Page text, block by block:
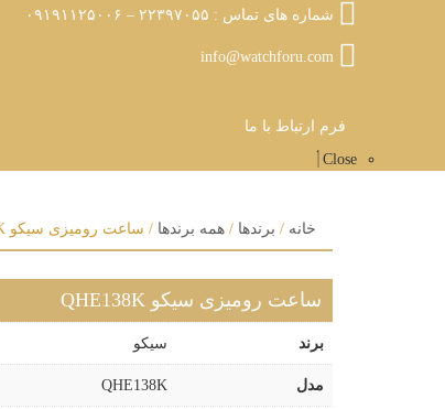
شماره های تماس : ۲۲۳۹۷۰۵۵ – ۰۹۱۹۱۱۲۵۰۰۶
فرم ارتباط با ما
Close
خانه / برندها / همه برندها / ساعت رومیزی سیکو QHE138K
ساعت رومیزی سیکو QHE138K
برند سیکو
مدل QHE138K